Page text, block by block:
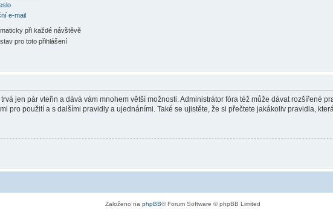
e-mail
při každé návštěvě
pro toto přihlášení
jen pár vteřin a dává vám mnohem větší možnosti. Administrátor fóra též může dávat rozšířené
pro použití a s dalšími pravidly a ujednáními. Také se ujistěte, že si přečtete jakákoliv pravidla,
Založeno na phpBB® Forum Software © phpBB Limited